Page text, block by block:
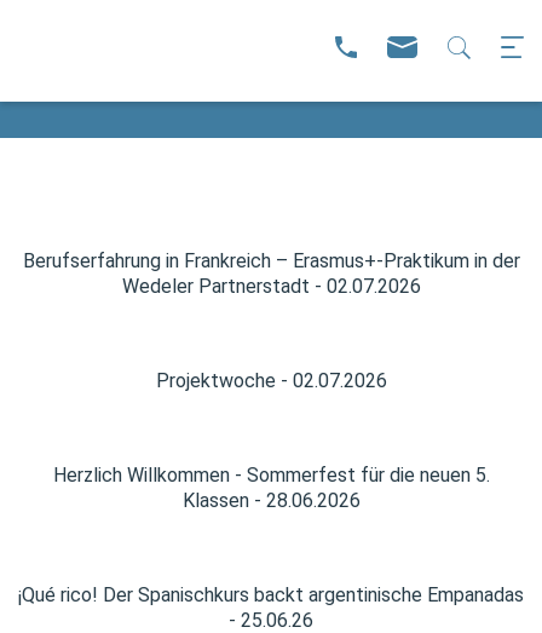
Berufserfahrung in Frankreich – Erasmus+-Praktikum in der
Wedeler Partnerstadt - 02.07.2026
Projektwoche - 02.07.2026
Herzlich Willkommen - Sommerfest für die neuen 5.
Klassen - 28.06.2026
¡Qué rico! Der Spanischkurs backt argentinische Empanadas
- 25.06.26